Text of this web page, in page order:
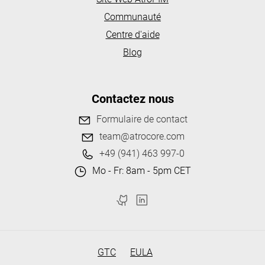
Communauté
Centre d'aide
Blog
Contactez nous
Formulaire de contact
team@atrocore.com
+49 (941) 463 997-0
Mo - Fr: 8am - 5pm CET
GTC EULA